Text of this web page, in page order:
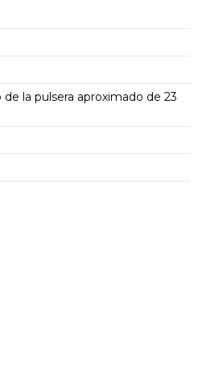
la pulsera aproximado de 23